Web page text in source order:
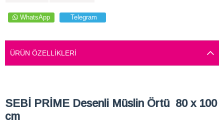
WhatsApp Telegram
ÜRÜN ÖZELLIKLERI
SEBİ PRİME Desenli Müslin Örtü 80 x 100
cm